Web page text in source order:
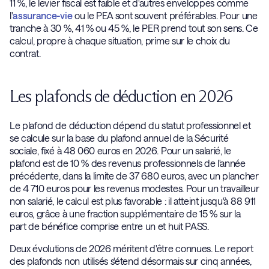
11 %, le levier fiscal est faible et d'autres enveloppes comme
l'assurance-vieou le PEA sont souvent préférables. Pour une
tranche à 30 %, 41 % ou 45 %, le PER prend tout son sens. Ce
calcul, propre à chaque situation, prime sur le choix du
contrat.
Les plafonds de déduction en 2026
Le plafond de déduction dépend du statut professionnel et
se calcule sur la base du plafond annuel de la Sécurité
sociale, fixé à 48 060 euros en 2026. Pour un salarié, le
plafond est de 10 % des revenus professionnels de l'année
précédente, dans la limite de 37 680 euros, avec un plancher
de 4 710 euros pour les revenus modestes. Pour un travailleur
non salarié, le calcul est plus favorable : il atteint jusqu'à 88 911
euros, grâce à une fraction supplémentaire de 15 % sur la
part de bénéfice comprise entre un et huit PASS.
Deux évolutions de 2026 méritent d'être connues. Le report
des plafonds non utilisés s'étend désormais sur cinq années,